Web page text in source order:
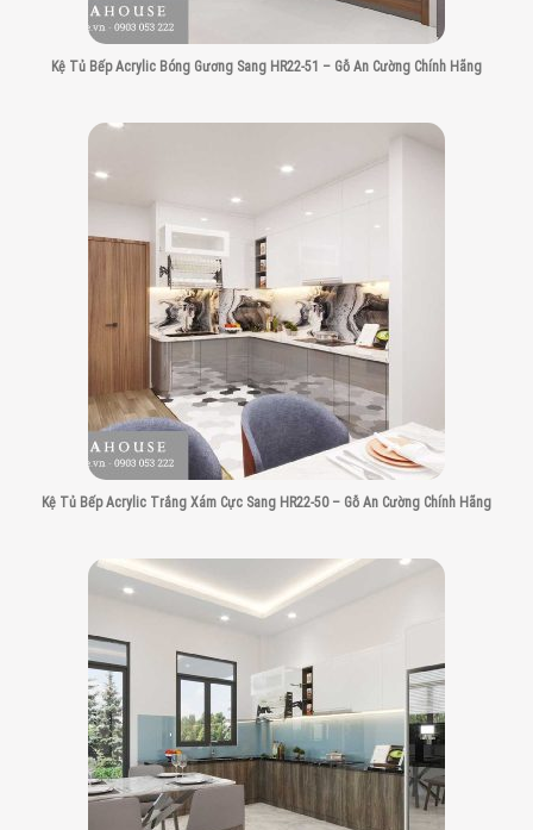
Kệ Tủ Bếp Acrylic Bóng Gương Sang HR22-51 – Gỗ An Cường Chính Hãng
Kệ Tủ Bếp Acrylic Trắng Xám Cực Sang HR22-50 – Gỗ An Cường Chính Hãng